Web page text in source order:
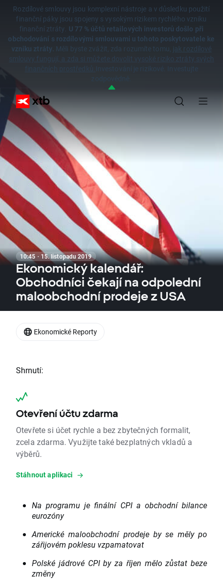
Rozdílové smlouvy jsou komplexní nástroje a v důsledku použití
finanční páky jsou spojeny s vysokým rizikem rychlého vzniku
finanční ztráty. U 77 % účtů retailových investorů došlo při
obchodování s rozdílovými smlouvami u tohoto poskytovatele ke
vzniku ztráty. Měli byste zvážit, zda rozumíte tomu, jak rozdílové
smlouvy fungují, a zda si můžete dovolit vysoké riziko ztráty svých
finančních prostředků.
Investování je rizikové. Investujte
zodpovědně.
10:45 · 15. listopadu 2019
Ekonomický kalendář:
Obchodníci čekají na odpolední
maloobchodní prodeje z USA
Shrnutí:
Otevření účtu zdarma
Otevřete si účet rychle a bez zbytečných formalit,
zcela zdarma. Využijte také bezplatných vkladů a
výběrů.
Stáhnout aplikaci
Na programu je finální CPI a obchodní bilance
eurozóny
Americké maloobchodní prodeje by se měly po
zářijovém poklesu vzpamatovat
Polské jádrové CPI by za říjen mělo zůstat beze
změny
Ekonomické Reporty